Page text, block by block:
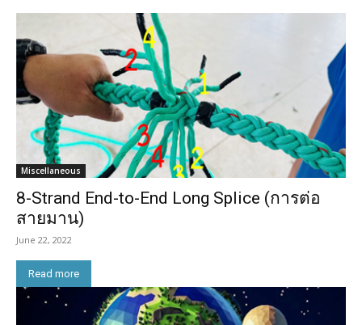
Miscellaneous
8-Strand End-to-End Long Splice (การต่อ
สายมาน)
June 22, 2022
Read more